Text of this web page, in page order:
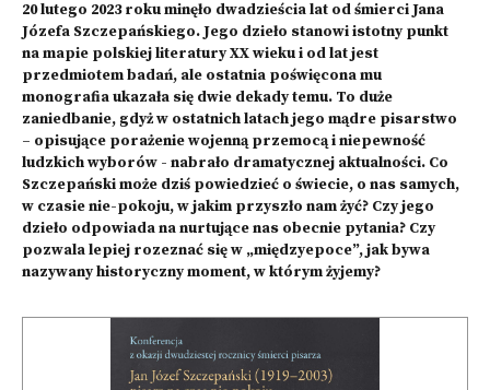
20 lutego 2023 roku minęło dwadzieścia lat od śmierci Jana
Józefa Szczepańskiego. Jego dzieło stanowi istotny punkt
na mapie polskiej literatury XX wieku i od lat jest
przedmiotem badań, ale ostatnia poświęcona mu
monografia ukazała się dwie dekady temu. To duże
zaniedbanie, gdyż w ostatnich latach jego mądre pisarstwo
– opisujące porażenie wojenną przemocą i niepewność
ludzkich wyborów - nabrało dramatycznej aktualności. Co
Szczepański może dziś powiedzieć o świecie, o nas samych,
w czasie nie-pokoju, w jakim przyszło nam żyć? Czy jego
dzieło odpowiada na nurtujące nas obecnie pytania? Czy
pozwala lepiej rozeznać się w „międzyepoce”, jak bywa
nazywany historyczny moment, w którym żyjemy?